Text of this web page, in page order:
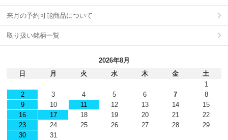
来月の予約可能商品について
取り扱い銘柄一覧
2026年8月
日
月 火 水 木 金
土
1
2
3 4 5 6 7
8
9
10 11 12 13 14
15
16
17 18 19 20 21
22
23
24 25 26 27 28
29
30
31